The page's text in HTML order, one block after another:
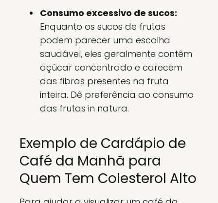
Consumo excessivo de sucos:
Enquanto os sucos de frutas
podem parecer uma escolha
saudável, eles geralmente contêm
açúcar concentrado e carecem
das fibras presentes na fruta
inteira. Dê preferência ao consumo
das frutas in natura.
Exemplo de Cardápio de
Café da Manhã para
Quem Tem Colesterol Alto